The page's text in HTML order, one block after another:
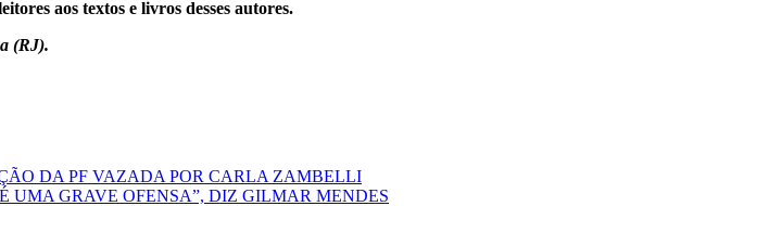
aos textos e livros desses autores.
(RJ).
DA PF VAZADA POR CARLA ZAMBELLI
UMA GRAVE OFENSA”, DIZ GILMAR MENDES